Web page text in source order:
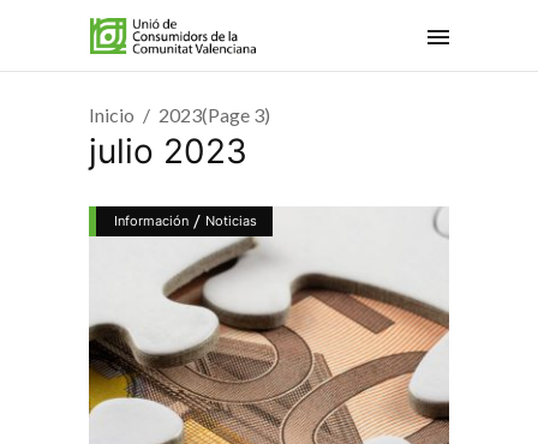
Inicio 2023(Page 3)
julio 2023
Información / Noticias